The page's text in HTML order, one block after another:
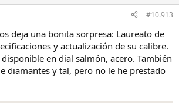
#10.913
deja una bonita sorpresa: Laureato de
y actualización de su calibre.
en dial salmón, acero. También
diamantes y tal, pero no le he prestado